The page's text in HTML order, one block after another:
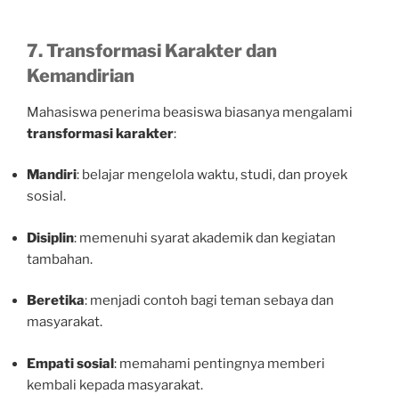
7. Transformasi Karakter dan
Kemandirian
Mahasiswa penerima beasiswa biasanya mengalami
transformasi karakter:
Mandiri: belajar mengelola waktu, studi, dan proyek
sosial.
Disiplin: memenuhi syarat akademik dan kegiatan
tambahan.
Beretika: menjadi contoh bagi teman sebaya dan
masyarakat.
Empati sosial: memahami pentingnya memberi
kembali kepada masyarakat.